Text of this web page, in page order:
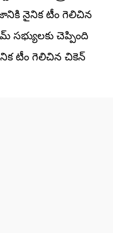
నైనిక టీం గెలిచిన
చెప్పింది
టీం గెలిచిన చికెన్